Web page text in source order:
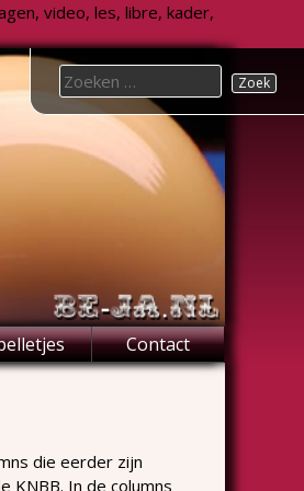
video, les, libre, kader,
Contact
Search
for:
die eerder zijn
KNBB. In de columns